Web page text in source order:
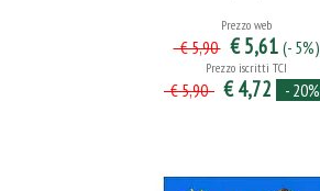
Prezzo web
€ 5,90 € 5,61 (- 5%)
Prezzo iscritti TCI
€ 5,90 € 4,72 - 20%